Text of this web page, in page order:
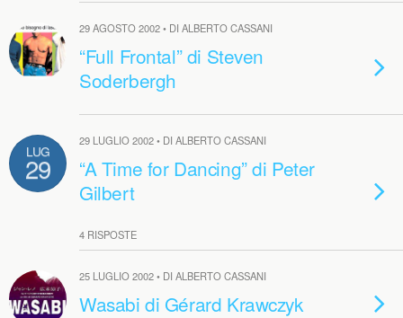
29 AGOSTO 2002 • DI ALBERTO CASSANI
“Full Frontal” di Steven
Soderbergh
LUG
29
29 LUGLIO 2002 • DI ALBERTO CASSANI
“A Time for Dancing” di Peter
Gilbert
4 RISPOSTE
25 LUGLIO 2002 • DI ALBERTO CASSANI
Wasabi di Gérard Krawczyk